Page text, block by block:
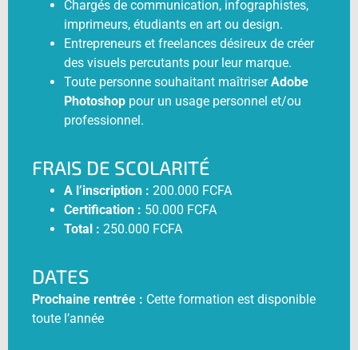
Chargés de communication, infographistes,
imprimeurs, étudiants en art ou design.
Entrepreneurs et freelances désireux de créer
des visuels percutants pour leur marque.
Toute personne souhaitant maîtriserAdobe
Photoshop pour un usage personnel et/ou
professionnel.
FRAIS DE SCOLARITÉ
A l’inscription : 200.000 FCFA
Certification : 50.000 FCFA
Total : 250.000 FCFA
DATES
Prochaine rentrée : Cette formation est disponible
toute l’année